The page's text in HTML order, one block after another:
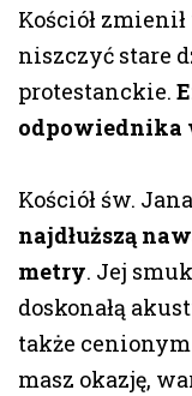
Kościół
niszczyć stare
protestanckie.
odpowiednika
Kościół św.
najdłuższą
metry. Jej
doskonałą
także
masz okazję,